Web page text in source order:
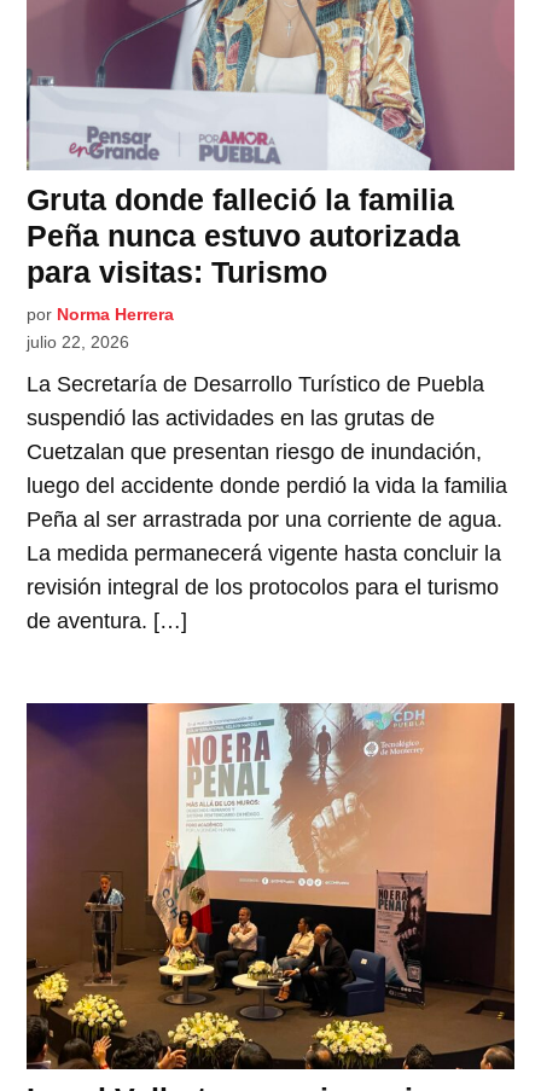
Gruta donde falleció la familia
Peña nunca estuvo autorizada
para visitas: Turismo
por Norma Herrera
julio 22, 2026
La Secretaría de Desarrollo Turístico de Puebla
suspendió las actividades en las grutas de
Cuetzalan que presentan riesgo de inundación,
luego del accidente donde perdió la vida la familia
Peña al ser arrastrada por una corriente de agua.
La medida permanecerá vigente hasta concluir la
revisión integral de los protocolos para el turismo
de aventura. […]